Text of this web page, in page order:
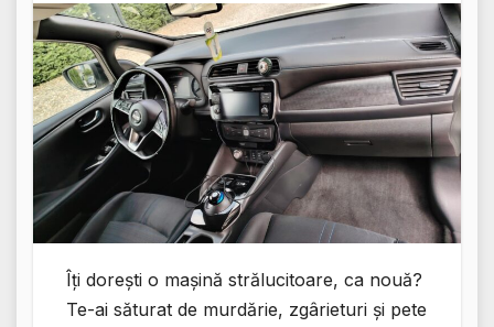
Îți dorești o mașină strălucitoare, ca nouă?
Te-ai săturat de murdărie, zgârieturi și pete